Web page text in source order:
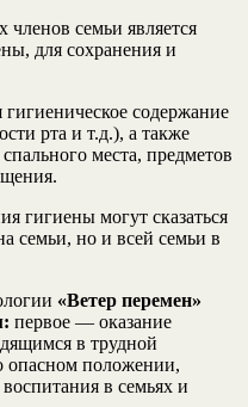
семьи является
для сохранения и
гигиеническое содержание
рта и т.д.), а также
места, предметов
гигиены могут сказаться
семьи, но и всей семьи в
«Ветер перемен»
первое — оказание
в трудной
опасном положении,
в семьях и